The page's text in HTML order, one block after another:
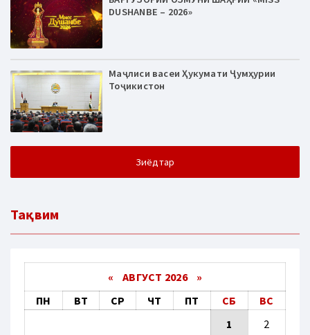
DUSHANBE – 2026»
Маҷлиси васеи Ҳукумати Ҷумҳурии
Тоҷикистон
Зиёдтар
Тақвим
« АВГУСТ 2026 »
ПН
ВТ СР ЧТ ПТ СБ
ВС
1
2